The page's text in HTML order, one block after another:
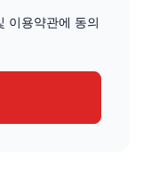
이용약관에 동의